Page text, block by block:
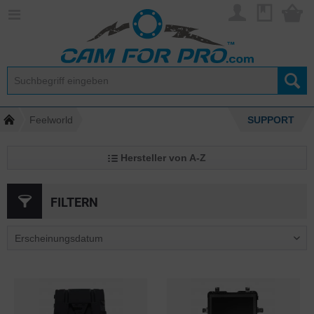
Feelworld SUPPORT
Hersteller von A-Z
FILTERN